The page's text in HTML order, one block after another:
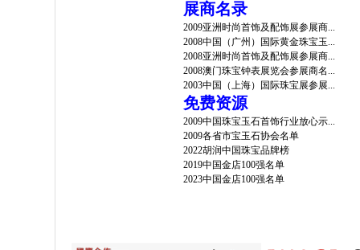
展商名录
2009亚洲时尚首饰及配饰展参展商...
2008中国（广州）国际黄金珠宝玉...
2008亚洲时尚首饰及配饰展参展商...
2008澳门珠宝钟表展览会参展商名...
2003中国（上海）国际珠宝展参展...
免费资源
2009中国珠宝玉石首饰行业放心示...
2009各省市宝玉石协会名单
2022胡润中国珠宝品牌榜
2019中国金店100强名单
2023中国金店100强名单